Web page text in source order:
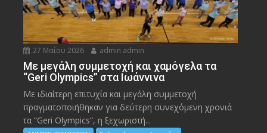
27 Μαΐου 2026 admin admin
Με μεγάλη συμμετοχή και χαμόγελα τα
“Geri Olympics” στα Ιωάννινα
Με ιδιαίτερη επιτυχία και μεγάλη συμμετοχή
πραγματοποιήθηκαν για δεύτερη συνεχόμενη χρονιά
τα “Geri Olympics”, η ξεχωριστή...